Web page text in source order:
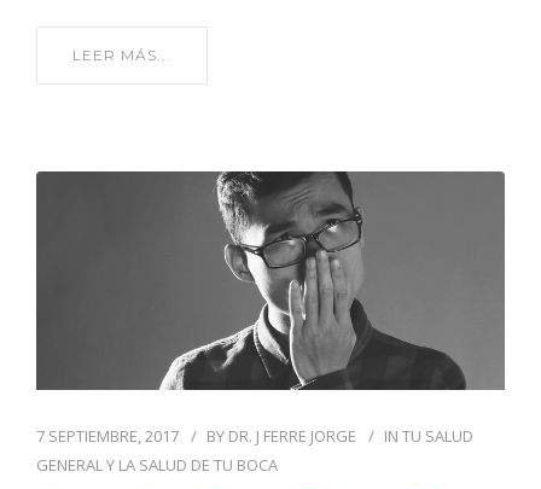
LEER MÁS...
7 SEPTIEMBRE, 2017 BY DR. J FERRE JORGE IN TU SALUD
GENERAL Y LA SALUD DE TU BOCA